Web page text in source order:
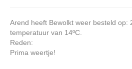
Arend heeft Bewolkt weer besteld op:
temperatuur van 14ºC.
Reden:
Prima weertje!